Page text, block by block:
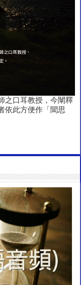
之口耳教授，今闡釋
依此方便作「聞思